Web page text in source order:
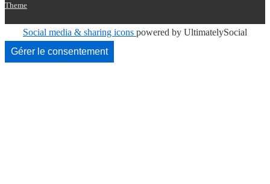
Theme
Social media & sharing icons powered by UltimatelySocial
Gérer le consentement